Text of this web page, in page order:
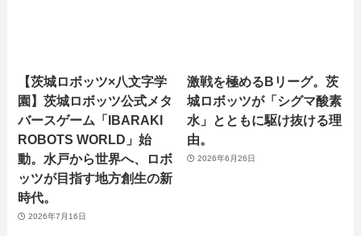
【茨城ロボッツ×八文字学
園】茨城ロボッツ公式メタ
バースゲーム「IBARAKI
ROBOTS WORLD」始
動。水戸から世界へ、ロボ
ッツが目指す地方創生の新
時代。
2026年7月16日
激戦を極めるBリーグ。茨
城ロボッツが「シグマ酸素
水」とともに駆け抜ける理
由。
2026年6月26日